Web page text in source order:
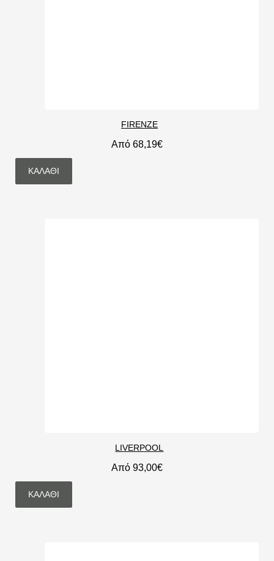
FIRENZE
Από 68,19€
ΚΑΛΆΘΙ
LIVERPOOL
Από 93,00€
ΚΑΛΆΘΙ